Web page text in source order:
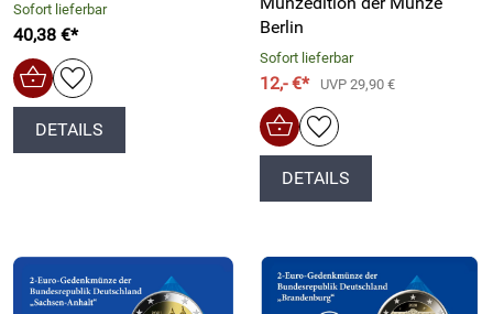
Sofort lieferbar
40,38 €*
DETAILS
Berlin
Sofort lieferbar
12,- €* UVP 29,90 €
DETAILS